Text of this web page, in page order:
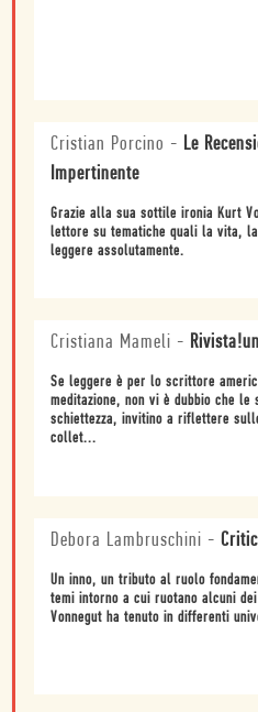
Cristian Porcino - Le
Impertinente
Grazie alla sua sottile ironia Kurt
lettore su tematiche quali la vita,
leggere assolutamente.
Cristiana Mameli -
Se leggere è per lo scrittore
meditazione, non vi è dubbio che
schiettezza, invitino a riflettere
collet...
Debora Lambruschini -
Un inno, un tributo al ruolo
temi intorno a cui ruotano alcuni
Vonnegut ha tenuto in differenti